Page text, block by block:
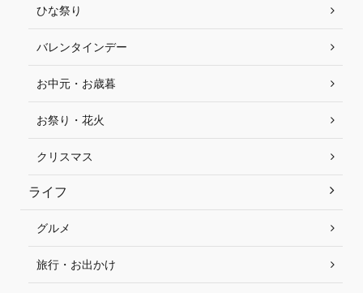
ひな祭り
バレンタインデー
お中元・お歳暮
お祭り・花火
クリスマス
ライフ
グルメ
旅行・お出かけ